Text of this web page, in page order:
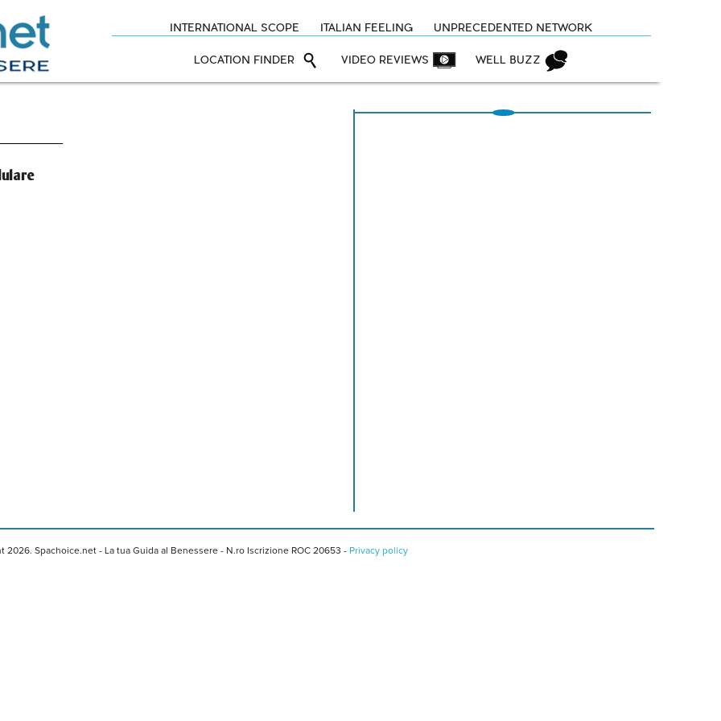
INTERNATIONAL SCOPE ITALIAN FEELING UNPRECEDENTED NETWORK
LOCATION FINDER VIDEO REVIEWS WELL BUZZ
2026. Spachoice.net - La tua Guida al Benessere - N.ro Iscrizione ROC 20653 - Privacy policy